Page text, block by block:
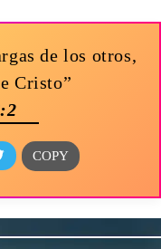
de los otros,
Cristo”